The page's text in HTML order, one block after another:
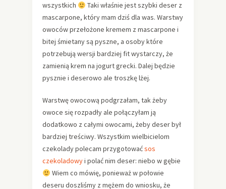
wszystkich
Taki właśnie jest szybki deser z
mascarpone, który mam dziś dla was. Warstwy
owoców przełożone kremem z mascarpone i
bitej śmietany są pyszne, a osoby które
potrzebują wersji bardziej fit wystarczy, że
zamienią krem na jogurt grecki. Dalej będzie
pysznie i deserowo ale troszkę lżej.
Warstwę owocową podgrzałam, tak żeby
owoce się rozpadły ale połączyłam ją
dodatkowo z całymi owocami, żeby deser był
bardziej treściwy. Wszystkim wielbicielom
czekolady polecam przygotowaćsos
czekoladowyi polać nim deser: niebo w gębie
Wiem co mówię, ponieważ w połowie
deseru doszliśmy z mężem do wniosku, że